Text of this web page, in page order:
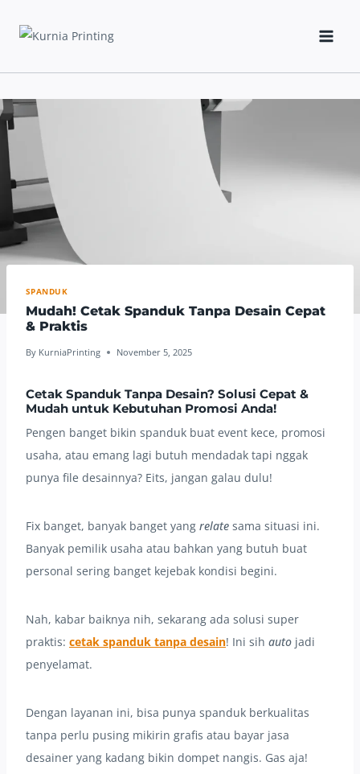
SPANDUK
Mudah! Cetak Spanduk Tanpa Desain Cepat
& Praktis
By KurniaPrinting November 5, 2025
Cetak Spanduk Tanpa Desain? Solusi Cepat &
Mudah untuk Kebutuhan Promosi Anda!
Pengen banget bikin spanduk buat event kece, promosi
usaha, atau emang lagi butuh mendadak tapi nggak
punya file desainnya? Eits, jangan galau dulu!
Fix banget, banyak banget yang relate sama situasi ini.
Banyak pemilik usaha atau bahkan yang butuh buat
personal sering banget kejebak kondisi begini.
Nah, kabar baiknya nih, sekarang ada solusi super
praktis: cetak spanduk tanpa desain! Ini sih auto jadi
penyelamat.
Dengan layanan ini, bisa punya spanduk berkualitas
tanpa perlu pusing mikirin grafis atau bayar jasa
desainer yang kadang bikin dompet nangis. Gas aja!